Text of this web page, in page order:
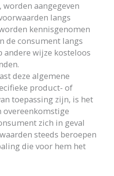
aangegeven
langs
kennisgenomen
de consument langs
andere wijze kosteloos
deze algemene
product- of
toepassing zijn, is het
overeenkomstige
zich in geval
steeds beroepen
die voor hem het